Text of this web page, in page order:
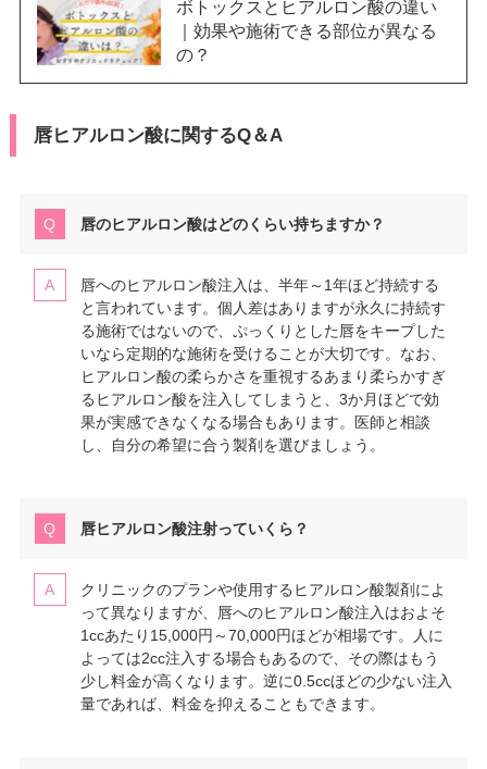
ボトックスとヒアルロン酸の違い
｜効果や施術できる部位が異なる
の？
唇ヒアルロン酸に関するQ＆A
唇のヒアルロン酸はどのくらい持ちますか？
唇へのヒアルロン酸注入は、半年～1年ほど持続する
と言われています。個人差はありますが永久に持続す
る施術ではないので、ぷっくりとした唇をキープした
いなら定期的な施術を受けることが大切です。なお、
ヒアルロン酸の柔らかさを重視するあまり柔らかすぎ
るヒアルロン酸を注入してしまうと、3か月ほどで効
果が実感できなくなる場合もあります。医師と相談
し、自分の希望に合う製剤を選びましょう。
唇ヒアルロン酸注射っていくら？
クリニックのプランや使用するヒアルロン酸製剤によ
って異なりますが、唇へのヒアルロン酸注入はおよそ
1ccあたり15,000円～70,000円ほどが相場です。人に
よっては2cc注入する場合もあるので、その際はもう
少し料金が高くなります。逆に0.5ccほどの少ない注入
量であれば、料金を抑えることもできます。